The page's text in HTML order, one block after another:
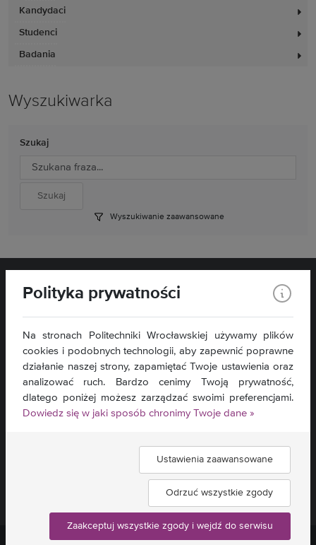
Kandydaci
Studenci
Badania
Wyszukiwarka
Szukaj
Wyszukiwanie zaawansowane
Filia w Wałbrzychu
ul. Armii Krajowej 78
58-302 Wałbrzych
Mapa serwisu »
Politechnika Wrocławska ©2026
Polityka prywatności
Na stronach Politechniki Wrocławskiej używamy plików
cookies i podobnych technologii, aby zapewnić poprawne
działanie naszej strony, zapamiętać Twoje ustawienia oraz
analizować ruch. Bardzo cenimy Twoją prywatność,
dlatego poniżej możesz zarządzać swoimi preferencjami.
Dowiedz się w jaki sposób chronimy Twoje dane »
Ustawienia zaawansowane
Odrzuć wszystkie zgody
Zaakceptuj wszystkie zgody i wejdź do serwisu